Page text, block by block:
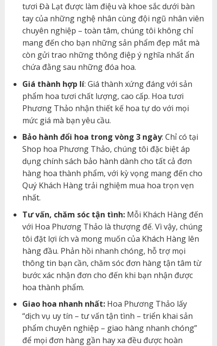
tươi Đà Lạt được làm điệu và khoe sắc dưới bàn
tay của những nghệ nhân cùng đội ngũ nhân viên
chuyên nghiệp – toàn tâm, chúng tôi không chỉ
mang đến cho bạn những sản phẩm đẹp mắt mà
còn gửi trao những thông điệp ý nghĩa nhất ẩn
chứa đằng sau những đóa hoa.
Giá thành hợp lí: Giá thành xứng đáng với sản
phẩm hoa tươi chất lượng, cao cấp. Hoa tươi
Phương Thảo nhận thiết kế hoa tự do với mọi
mức giá mà bạn yêu cầu.
Bảo hành đổi hoa trong vòng 3 ngày: Chỉ có tại
Shop hoa Phương Thảo, chúng tôi đặc biệt áp
dụng chính sách bảo hành dành cho tất cả đơn
hàng hoa thành phẩm, với kỳ vọng mang đến cho
Quý Khách Hàng trải nghiệm mua hoa trọn vẹn
nhất.
Tư vấn, chăm sóc tận tình:Mỗi Khách Hàng đến
với Hoa Phương Thảo là thượng đế. Vì vậy, chúng
tôi đặt lợi ích và mong muốn của Khách Hàng lên
hàng đầu. Phản hồi nhanh chóng, hỗ trợ mọi
thông tin bạn cần, chăm sóc đơn hàng tận tâm từ
bước xác nhận đơn cho đến khi bạn nhận được
hoa thành phẩm.
Giao hoa nhanh nhất:Hoa Phương Thảo lấy
“dịch vụ uy tín – tư vấn tận tình – triển khai sản
phẩm chuyên nghiệp – giao hàng nhanh chóng”
để mọi đơn hàng gần hay xa đều được hoàn